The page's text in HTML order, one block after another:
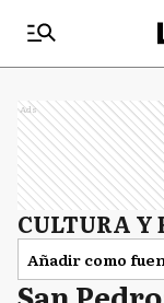
Ads
CULTURA Y
Añadir como